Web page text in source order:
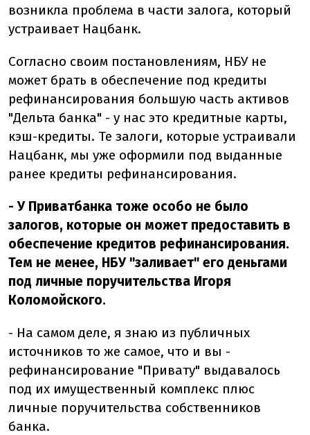
возникла проблема в части залога, который
устраивает Нацбанк.
Согласно своим постановлениям, НБУ не
может брать в обеспечение под кредиты
рефинансирования большую часть активов
"Дельта банка" - у нас это кредитные карты,
кэш-кредиты. Те залоги, которые устраивали
Нацбанк, мы уже оформили под выданные
ранее кредиты рефинансирования.
- У Приватбанка тоже особо не было
залогов, которые он может предоставить в
обеспечение кредитов рефинансирования.
Тем не менее, НБУ "заливает" его деньгами
под личные поручительства Игоря
Коломойского.
- На самом деле, я знаю из публичных
источников то же самое, что и вы -
рефинансирование "Привату" выдавалось
под их имущественный комплекс плюс
личные поручительства собственников
банка.